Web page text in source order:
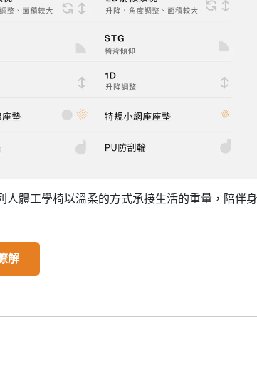
人體工學椅以溫柔的方式承接生活的重量，陪伴身
解